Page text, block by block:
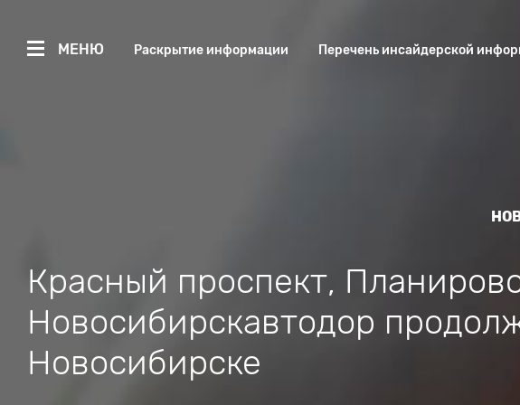
МЕНЮ Раскрытие информации Перечень инсайдерской
Красный проспект,
Новосибирскавтодор
Новосибирске